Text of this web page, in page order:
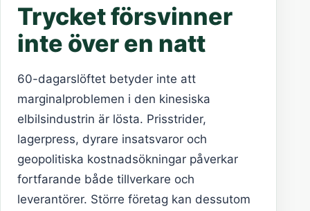
Trycket försvinner
inte över en natt
60-dagarslöftet betyder inte att
marginalproblemen i den kinesiska
elbilsindustrin är lösta. Prisstrider,
lagerpress, dyrare insatsvaror och
geopolitiska kostnadsökningar påverkar
fortfarande både tillverkare och
leverantörer. Större företag kan dessutom